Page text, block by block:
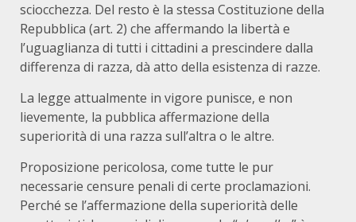
sciocchezza. Del resto è la stessa Costituzione della
Repubblica (art. 2) che affermando la libertà e
l’uguaglianza di tutti i cittadini a prescindere dalla
differenza di razza, dà atto della esistenza di razze.
La legge attualmente in vigore punisce, e non
lievemente, la pubblica affermazione della
superiorità di una razza sull’altra o le altre.
Proposizione pericolosa, come tutte le pur
necessarie censure penali di certe proclamazioni.
Perché se l’affermazione della superiorità delle